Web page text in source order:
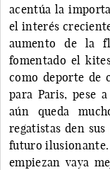
acentúa la
el interés
aumento de la
fomentado el
como deporte de
para Paris, pese
aún queda
regatistas den
futuro ilusionante.
empiezan vaya